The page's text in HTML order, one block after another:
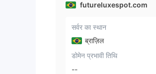
futureluxespot.com
सर्वर का स्थान
ब्राज़िल
डोमेन प्रभावी तिथि
--